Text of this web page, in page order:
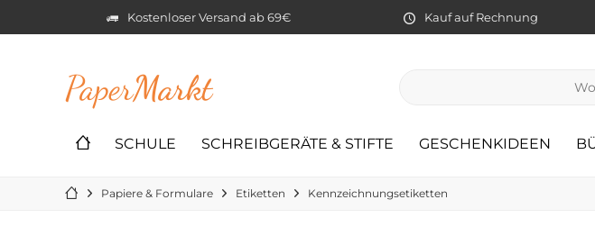
Kostenloser Versand ab 69€ Kauf auf Rechnung
PaperMarkt
SCHULE SCHREIBGERÄTE & STIFTE GESCHENKIDEEN
Papiere & Formulare Etiketten Kennzeichnungsetiketten